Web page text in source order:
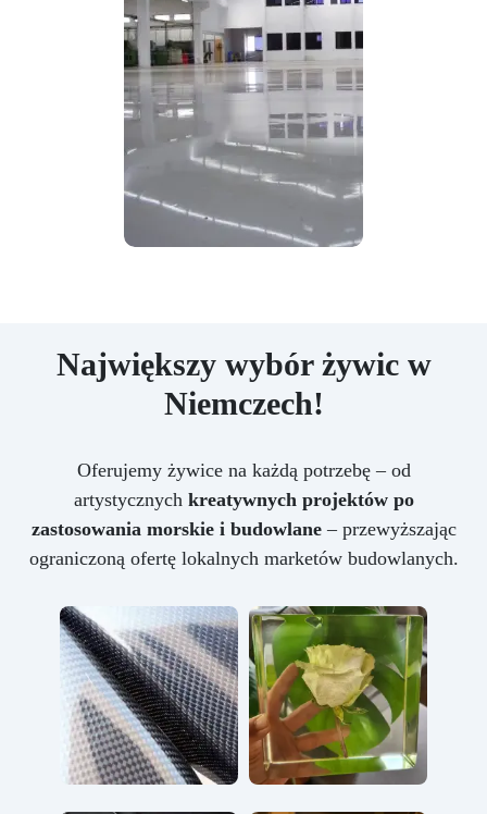
Największy wybór żywic w
Niemczech!
Oferujemy żywice na każdą potrzebę – od
artystycznych kreatywnych projektów po
zastosowania morskie i budowlane– przewyższając
ograniczoną ofertę lokalnych marketów budowlanych.